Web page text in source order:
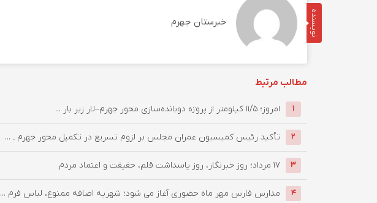
نویسنده خبرستان جهرم
مطالب مرتبط
1 امروز؛ ۱۱/۵ کیلومتر از پروژه دوبانده‌سازی محور جهرم–لار زیر بار ...
2 تأکید رئیس کمیسیون عمران مجلس بر لزوم تسریع در تکمیل محور جهرم ـ ...
3 ۱۷ مرداد؛ روز خبرنگار، روز پاسداشت قلم، حقیقت و اعتماد مردم
4 مدارس فارس مهر ماه حضوری آغاز می شود؛ شهریه اضافه ممنوع، لباس فرم ...